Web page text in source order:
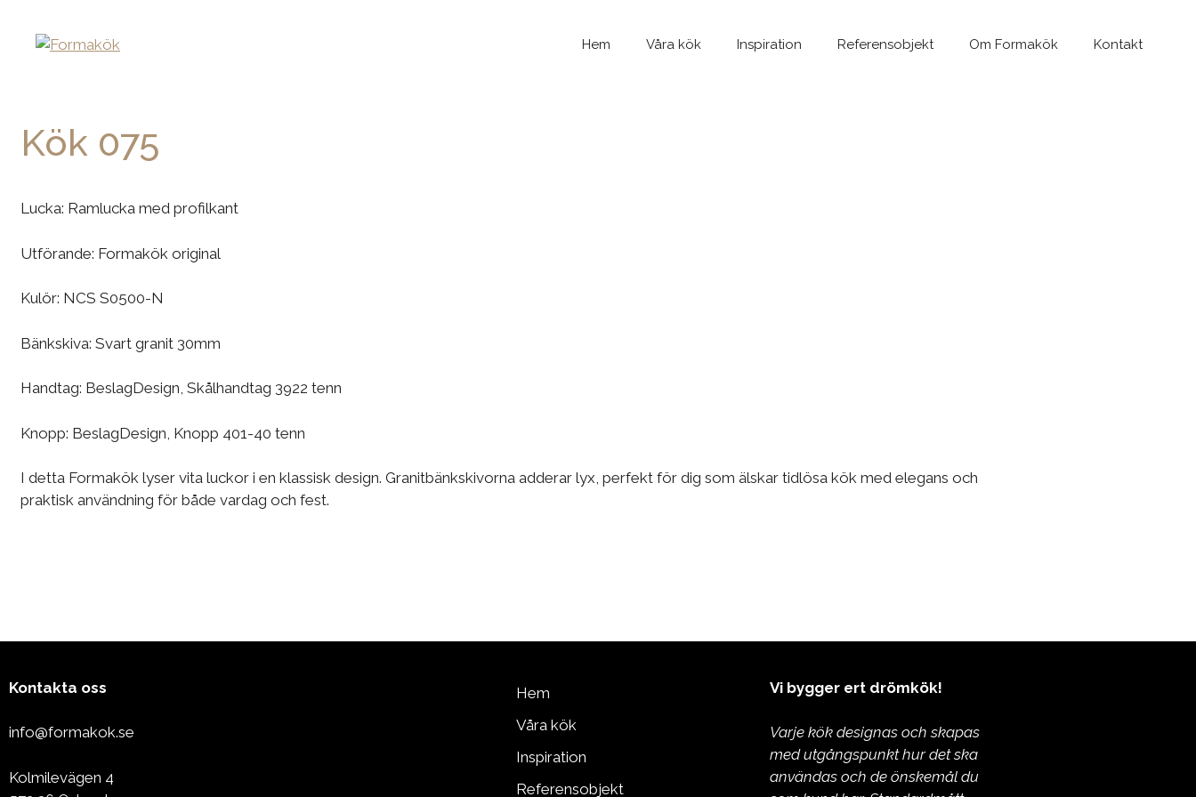
Hem Våra kök Inspiration Referensobjekt Om Formakök Kontakt
Kök 075
Lucka: Ramlucka med profilkant
Utförande: Formakök original
Kulör: NCS S0500-N
Bänkskiva: Svart granit 30mm
Handtag: BeslagDesign, Skålhandtag 3922 tenn
Knopp: BeslagDesign, Knopp 401-40 tenn
I detta Formakök lyser vita luckor i en klassisk design. Granitbänkskivorna adderar lyx, perfekt för dig som älskar tidlösa kök med elegans och
praktisk användning för både vardag och fest.
Kontakta oss
info@formakok.se
Kolmilevägen 4
Hem
Våra kök
Inspiration
Referensobjekt
Vi bygger ert drömkök!
Varje kök designas och skapas
med utgångspunkt hur det ska
användas och de önskemål du